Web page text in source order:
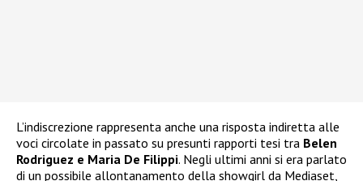
L’indiscrezione rappresenta anche una risposta indiretta alle
voci circolate in passato su presunti rapporti tesi tra Belen
Rodriguez e Maria De Filippi. Negli ultimi anni si era parlato
di un possibile allontanamento della showgirl da Mediaset,